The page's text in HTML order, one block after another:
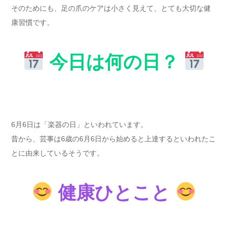
そのためにも、足の爪のケアは小さく見えて、とても大切な健
康習慣です。
今日は何の日？
6月6日は「楽器の日」といわれています。
昔から、芸事は6歳の6月6日から始めると上達するといわれたこ
とに由来しているそうです。
健康ひとこと